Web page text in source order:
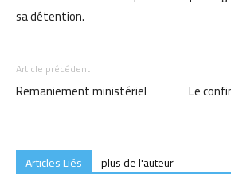
sa détention.
Article précédent
Remaniement ministériel Le
Articles Liés
plus de l'auteur